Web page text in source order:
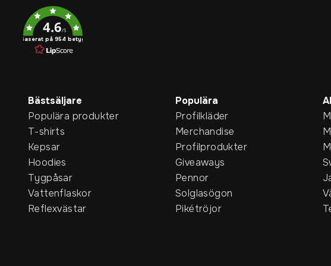
4.6/5
Baserat på 954 betyg
Bästsäljare
Populära produkter
T-shirts
Kepsar
Hoodies
Tygpåsar
Vattenflaskor
Reflexvästar
Populära
Profilkläder
Merchandise
Profilprodukter
Giveaways
Pennor
Solglasögon
Pikétröjor